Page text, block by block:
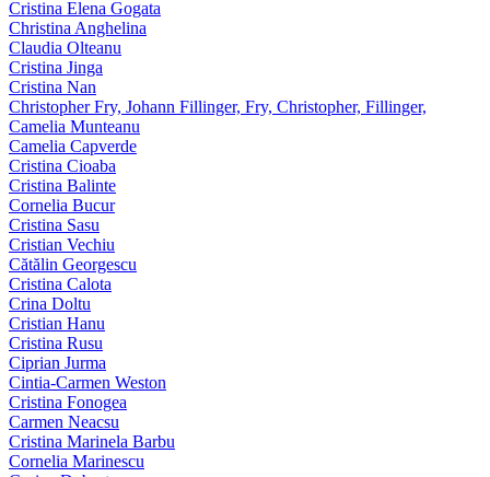
Cristina Elena Gogata
Christina Anghelina
Claudia Olteanu
Cristina Jinga
Cristina Nan
Christopher Fry, Johann Fillinger, Fry, Christopher, Fillinger,
Camelia Munteanu
Camelia Capverde
Cristina Cioaba
Cristina Balinte
Cornelia Bucur
Cristina Sasu
Cristian Vechiu
Cătălin Georgescu
Cristina Calota
Crina Doltu
Cristian Hanu
Cristina Rusu
Ciprian Jurma
Cintia-Carmen Weston
Cristina Fonogea
Carmen Neacsu
Cristina Marinela Barbu
Cornelia Marinescu